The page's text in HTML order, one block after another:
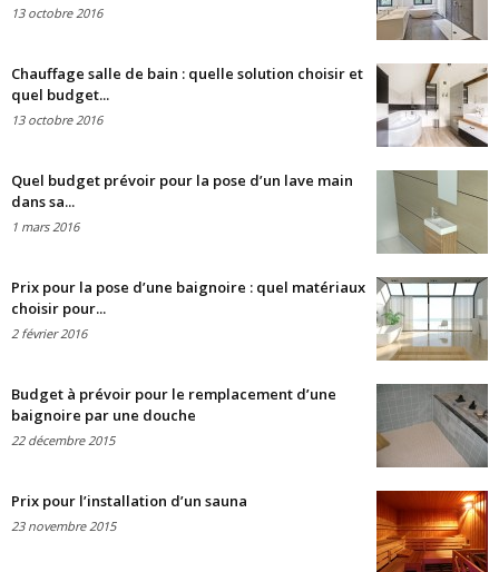
13 octobre 2016
Chauffage salle de bain : quelle solution choisir et
quel budget...
13 octobre 2016
Quel budget prévoir pour la pose d’un lave main
dans sa...
1 mars 2016
Prix pour la pose d’une baignoire : quel matériaux
choisir pour...
2 février 2016
Budget à prévoir pour le remplacement d’une
baignoire par une douche
22 décembre 2015
Prix pour l’installation d’un sauna
23 novembre 2015